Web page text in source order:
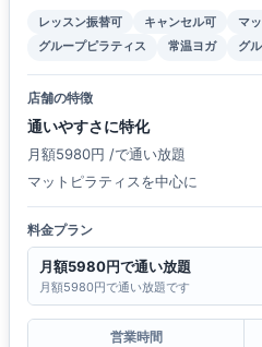
レッスン振替可 キャンセル可
マ
グループピラティス
常温ヨガ グ
店舗の特徴
通いやすさに特化
月額5980円 /で通い放題
マットピラティスを中心に
料金プラン
月額5980円で通い放題
月額5980円で通い放題です
営業時間